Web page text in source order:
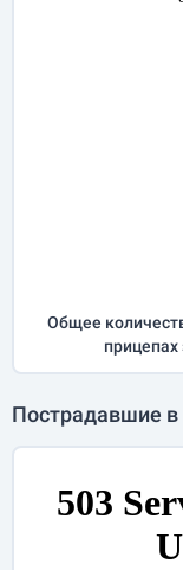
Общее
Пострадавшие в